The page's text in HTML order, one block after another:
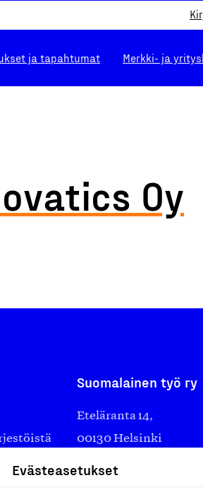
Evästeasetukset
ja tapahtumat Merkki- ja
Oy
Suomalainen työ ry
Eteläranta 14,
00130 Helsinki